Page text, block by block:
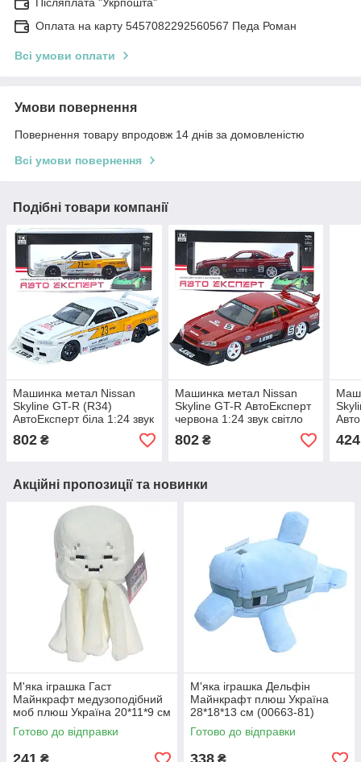
Оплата на карту 5457082292560567 Педа Роман
Всі умови оплати
Умови повернення
Повернення товару впродовж 14 днів за домовленістю
Всі умови повернення
Подібні товари компанії
Машинка метал Nissan
Skyline GT-R (R34)
АвтоЕксперт біла 1:24 звук
світло відч двері капот
багажник (2916-39)
802 ₴
Машинка метал Nissan
Skyline GT-R АвтоЕксперт
червона 1:24 звук світло
відч двері капот багажник
(2916-39)
802₴
(ТК-
424
Акційні пропозиції та новинки
М'яка іграшка Гаст
Майнкрафт медузоподібний
моб плюш Україна 20*11*9 см
(00663-80)
Готово до відправки
М'яка іграшка Дельфін
Майнкрафт плюш Україна
28*18*13 см (00663-81)
Готово до відправки